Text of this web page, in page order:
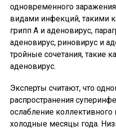
одновременного
видами инфекций, такими
грипп А и аденовирус,
аденовирус, риновирус и
тройные сочетания, такие
аденовирус.
Эксперты считают, что
распространения
ослабление
холодные месяцы года.